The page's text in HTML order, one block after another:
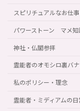
スピリチュアルなお仕事
パワーストーン マメ知
神社・仏閣参拝
霊能者のオモシロ裏バナ
私のポリシー・理念
霊能者・ミディアムの日